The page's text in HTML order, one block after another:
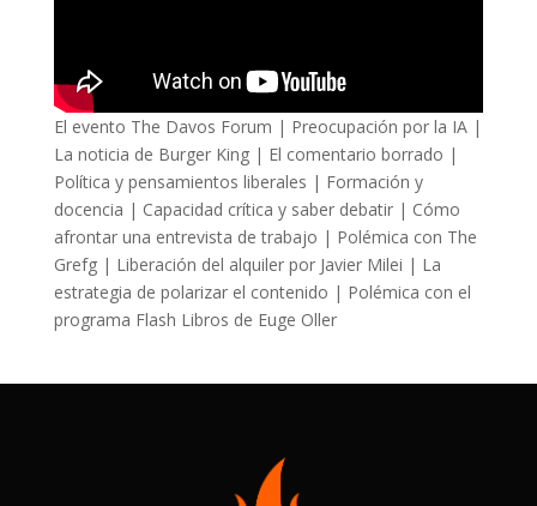
El evento The Davos Forum | Preocupación por la IA |
La noticia de Burger King | El comentario borrado |
Política y pensamientos liberales | Formación y
docencia | Capacidad crítica y saber debatir | Cómo
afrontar una entrevista de trabajo | Polémica con The
Grefg | Liberación del alquiler por Javier Milei | La
estrategia de polarizar el contenido | Polémica con el
programa Flash Libros de Euge Oller